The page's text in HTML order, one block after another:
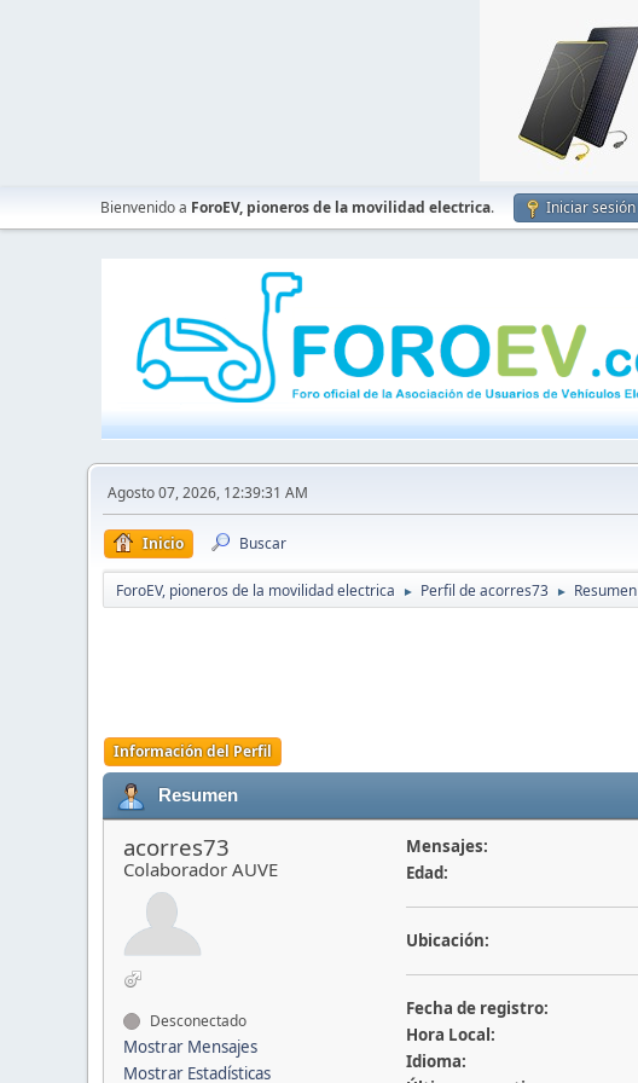
Bienvenido a ForoEV, pioneros de la movilidad electrica. Iniciar sesión
Agosto 07, 2026, 12:39:31 AM
Inicio Buscar
ForoEV, pioneros de la movilidad electrica ► Perfil de acorres73 ► Resumen
Información del Perfil
Resumen
acorres73
Colaborador AUVE
Desconectado
Mostrar Mensajes
Mostrar Estadísticas
Mensajes:
Edad:
Ubicación:
Fecha de registro:
Hora Local:
Idioma: